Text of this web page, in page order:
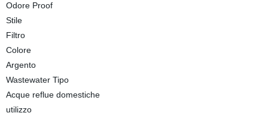
Odore Proof
Stile
Filtro
Colore
Argento
Wastewater Tipo
Acque reflue domestiche
utilizzo